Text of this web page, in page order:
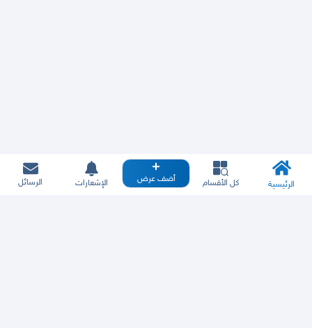
الرئيسية كل الأقسام أضف عرض الإشعارات الرسائل